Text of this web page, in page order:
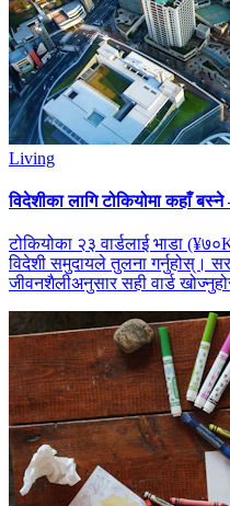
Living
विदेशीका लागि टोकियोमा कहाँ
टोकियोका २३ वार्डलाई भाडा
विदेशी समुदायले तुलना गर्नुहोस्।
जीवनशैलीअनुसार सही वार्ड